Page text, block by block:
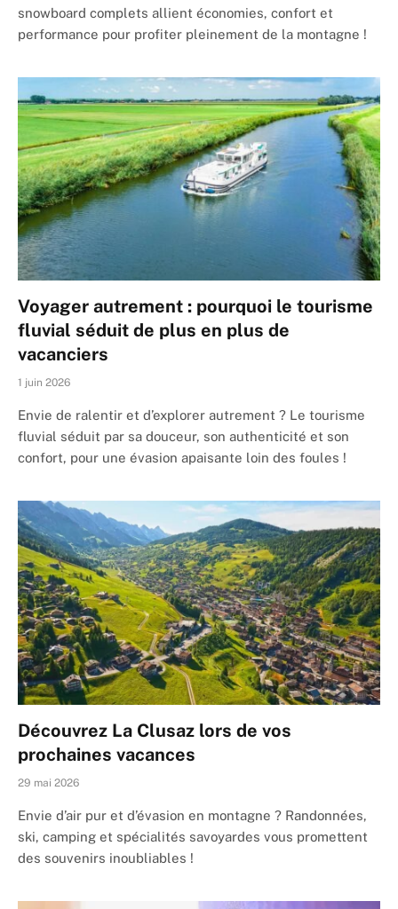
snowboard complets allient économies, confort et
performance pour profiter pleinement de la montagne !
Voyager autrement : pourquoi le tourisme
fluvial séduit de plus en plus de
vacanciers
1 juin 2026
Envie de ralentir et d’explorer autrement ? Le tourisme
fluvial séduit par sa douceur, son authenticité et son
confort, pour une évasion apaisante loin des foules !
Découvrez La Clusaz lors de vos
prochaines vacances
29 mai 2026
Envie d’air pur et d’évasion en montagne ? Randonnées,
ski, camping et spécialités savoyardes vous promettent
des souvenirs inoubliables !